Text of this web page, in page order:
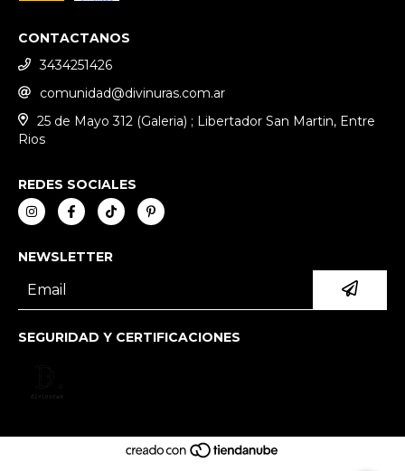
CONTACTANOS
3434251426
comunidad@divinuras.com.ar
25 de Mayo 312 (Galeria) ; Libertador San Martin, Entre
Rios
REDES SOCIALES
NEWSLETTER
SEGURIDAD Y CERTIFICACIONES